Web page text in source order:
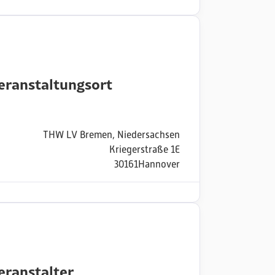
THW LV Bremen, Niedersachsen
Kriegerstraße 1E
30161Hannover